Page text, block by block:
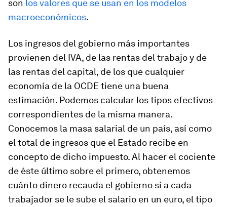
son los valores que se usan en los modelos
macroeconómicos.
Los ingresos del gobierno más importantes
provienen del IVA, de las rentas del trabajo y de
las rentas del capital, de los que cualquier
economía de la OCDE tiene una buena
estimación. Podemos calcular los tipos efectivos
correspondientes de la misma manera.
Conocemos la masa salarial de un país, así como
el total de ingresos que el Estado recibe en
concepto de dicho impuesto. Al hacer el cociente
de éste último sobre el primero, obtenemos
cuánto dinero recauda el gobierno si a cada
trabajador se le sube el salario en un euro, el tipo